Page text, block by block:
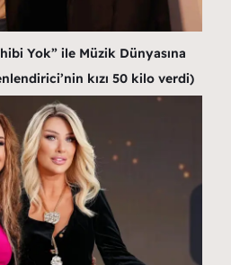
Yok” ile Müzik Dünyasına
kızı 50 kilo verdi)